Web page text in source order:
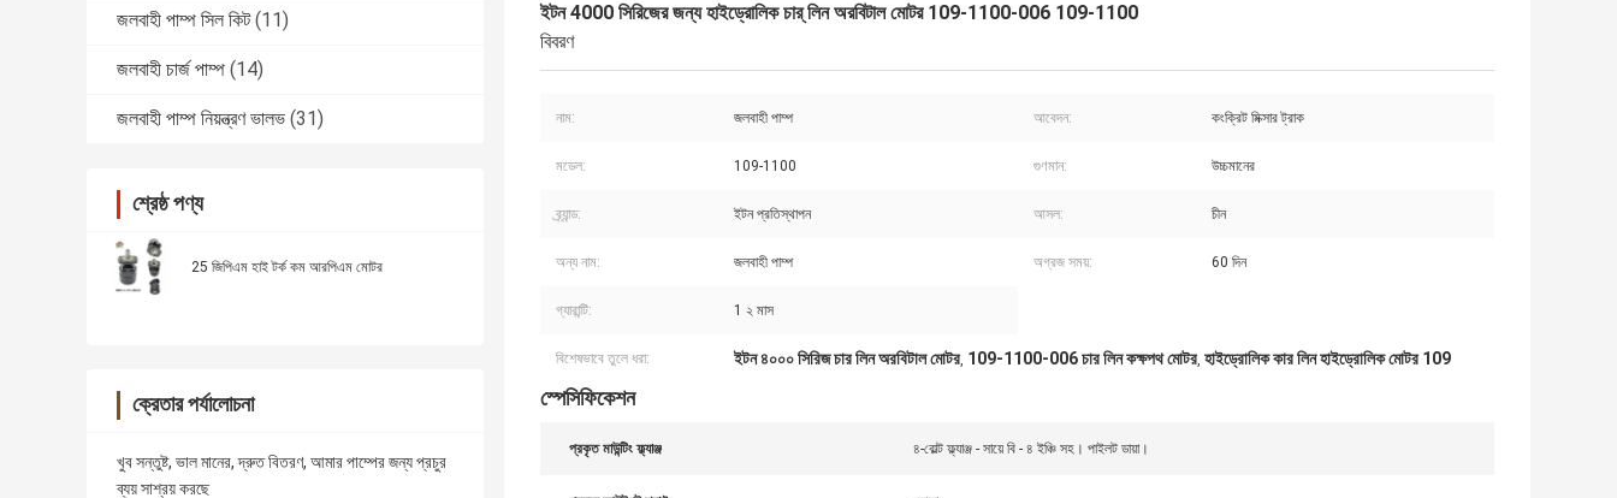
জলবাহী পাম্প সিল কিট (11)
জলবাহী চার্জ পাম্প (14)
জলবাহী পাম্প নিয়ন্ত্রণ ভালভ (31)
শ্রেষ্ঠ পণ্য
25 জিপিএম হাই টর্ক কম আরপিএম মোটর
ক্রেতার পর্যালোচনা
খুব সন্তুষ্ট, ভাল মানের, দ্রুত বিতরণ, আমার পাম্পের জন্য প্রচুর
ব্যয় সাশ্রয় করছে
ইটন 4000 সিরিজের জন্য হাইড্রোলিক চার্ লিন অরবিটাল মোটর 109-1100-006 109-1100
বিবরণ
নাম: জলবাহী পাম্প আবেদন: কংক্রিট মিক্সার ট্রাক
মডেল: 109-1100 গুণমান: উচ্চমানের
ব্র্যান্ড: ইটন প্রতিস্থাপন আসল: চীন
অন্য নাম: জলবাহী পাম্প অগ্রজ সময়: 60 দিন
গ্যারান্টি: 1 ২ মাস
বিশেষভাবে তুলে ধরা: ইটন ৪০০০ সিরিজ চার লিন অরবিটাল মোটর, 109-1100-006 চার লিন কক্ষপথ মোটর, হাইড্রোলিক কার লিন হাইড্রোলিক মোটর 109
স্পেসিফিকেশন
প্রকৃত মাউন্টিং ফ্ল্যাঞ্জ ৪-বোল্ট ফ্ল্যাঞ্জ - সায়ে বি - ৪ ইঞ্চি সহ। পাইলট ডায়া।